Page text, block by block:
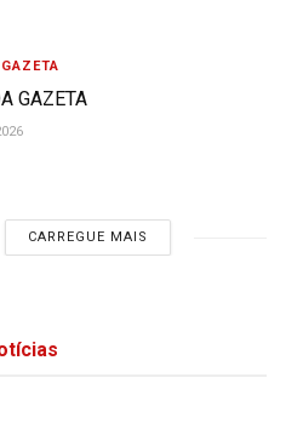
GAZETA
CARREGUE MAIS